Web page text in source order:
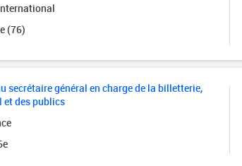
(76)
secrétaire général en charge de la billetterie,
et des publics